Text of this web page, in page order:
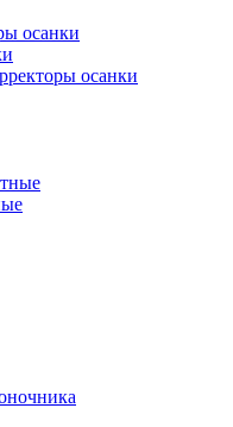
осанки
осанки